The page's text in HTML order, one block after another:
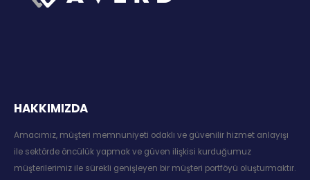
HAKKIMIZDA
Amacımız, müşteri memnuniyeti odaklı ve güvenilir hizmet anlayışı
ile sektörde öncülük yapmak ve güven ilişkisi kurduğumuz
müşterilerimiz ile sürekli genişleyen bir müşteri portföyü oluşturmaktır.